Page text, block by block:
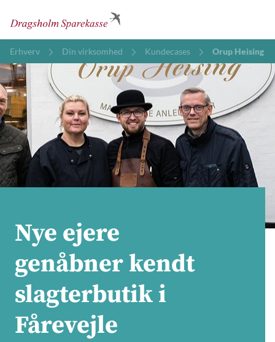
Erhverv Din virksomhed Kundecases Orup Heising
Nye ejere
genåbner kendt
slagterbutik i
Fårevejle